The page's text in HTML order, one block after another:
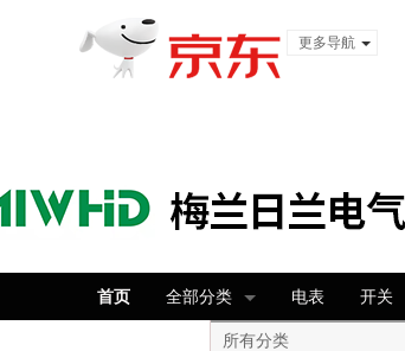
更多导航
首页 全部分类 电表 开关
所有分类